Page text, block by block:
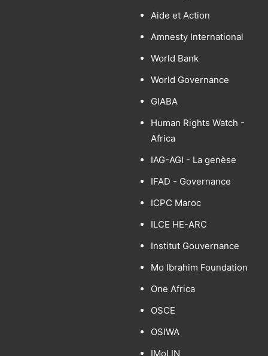
Aide et Action
Amnesty International
World Bank
World Governance
GIABA
Human Rights Watch -
Africa
IAG-AGI - La genèse
IFAD - Governance
ICPC Maroc
ILCE HE-ARC
Institut Gouvernance
Mo Ibrahim Foundation
One Africa
OSCE
OSIWA
IMoLIN